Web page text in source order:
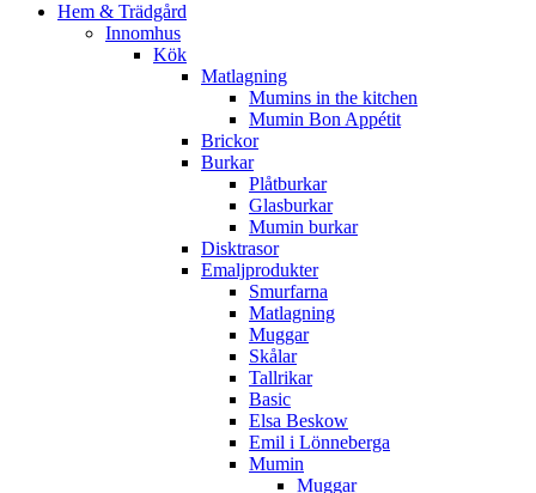
Hem & Trädgård
Innomhus
Kök
Matlagning
Mumins in the kitchen
Mumin Bon Appétit
Brickor
Burkar
Plåtburkar
Glasburkar
Mumin burkar
Disktrasor
Emaljprodukter
Smurfarna
Matlagning
Muggar
Skålar
Tallrikar
Basic
Elsa Beskow
Emil i Lönneberga
Mumin
Muggar